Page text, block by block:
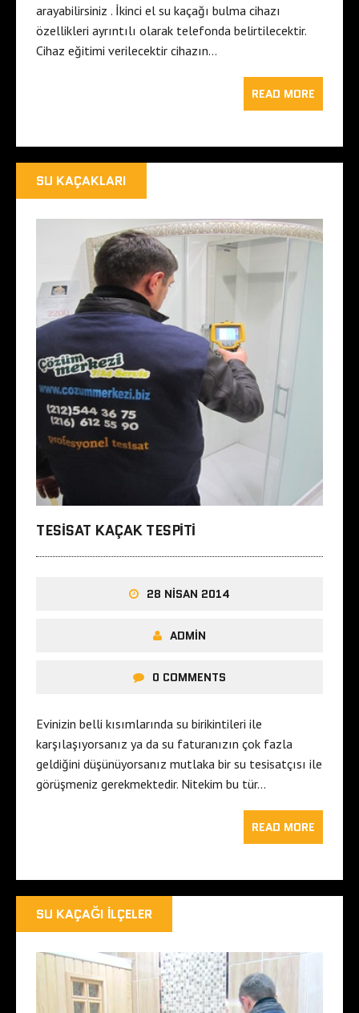
arayabilirsiniz . İkinci el su kaçağı bulma cihazı
özellikleri ayrıntılı olarak telefonda belirtilecektir.
Cihaz eğitimi verilecektir cihazın…
READ MORE
SU KAÇAKLARI
TESISAT KAÇAK TESPITI
28 NISAN 2014
ADMIN
0 COMMENTS
Evinizin belli kısımlarında su birikintileri ile
karşılaşıyorsanız ya da su faturanızın çok fazla
geldiğini düşünüyorsanız mutlaka bir su tesisatçısı ile
görüşmeniz gerekmektedir. Nitekim bu tür…
READ MORE
SU KAÇAĞI İLÇELER